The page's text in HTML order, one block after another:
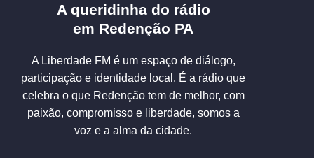
A queridinha do rádio
em Redenção PA
A Liberdade FM é um espaço de diálogo,
participação e identidade local. É a rádio que
celebra o que Redenção tem de melhor, com
paixão, compromisso e liberdade, somos a
voz e a alma da cidade.